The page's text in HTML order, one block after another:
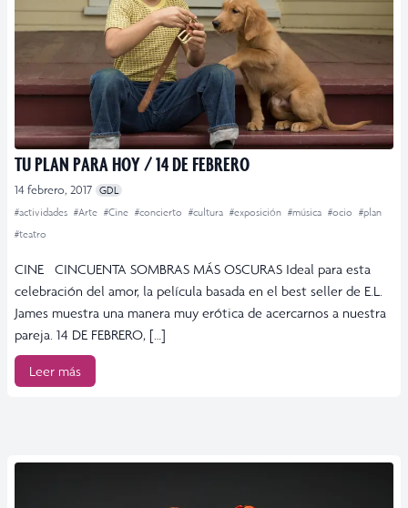
TU PLAN PARA HOY / 14 DE FEBRERO
14 febrero, 2017 GDL
#actividades #Arte #Cine #concierto #cultura #exposición #música #ocio #plan
#teatro
CINE CINCUENTA SOMBRAS MÁS OSCURAS Ideal para esta
celebración del amor, la película basada en el best seller de E.L.
James muestra una manera muy erótica de acercarnos a nuestra
pareja. 14 DE FEBRERO, […]
Leer más